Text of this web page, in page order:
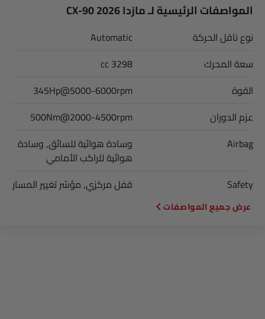
المواصفات الرئيسية لـ مازدا CX-90 2026
نوع ناقل الحركة
Automatic
سعة المحرك
3298 cc
القوة
345Hp@5000-6000rpm
عزم الدوران
500Nm@2000-4500rpm
Airbag
وسادة هوائية للسائق, وسادة
هوائية للراكب الأمامي
Safety
قفل مركزي, مؤشر تغيير المسار
المواصفات